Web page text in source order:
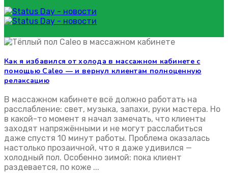
экономичный теплый пол
экономичный теплый пол
Как я избавился от холода в массажном кабинете с
помощью Caleo — и вернул клиентам полноценную
релаксацию
В массажном кабинете всё должно работать на
расслабление: свет, музыка, запахи, руки мастера. Но
в какой-то момент я начал замечать, что клиенты
заходят напряжёнными и не могут расслабиться
даже спустя 10 минут работы. Проблема оказалась
настолько прозаичной, что я даже удивился —
холодный пол. Особенно зимой: пока клиент
раздевается, по коже ...